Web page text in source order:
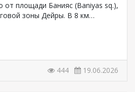
от площади Банияс (Baniyas sq.),
зоны Дейры. В 8 км…
444 19.06.2026